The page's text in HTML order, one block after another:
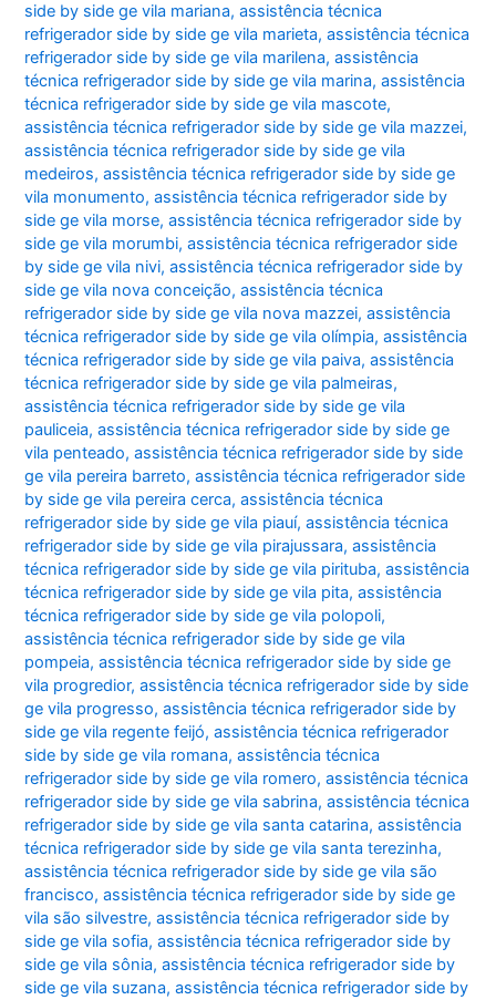
side by side ge vila mariana,assistência técnica
refrigerador side by side ge vila marieta,assistência técnica
refrigerador side by side ge vila marilena,assistência
técnica refrigerador side by side ge vila marina,assistência
técnica refrigerador side by side ge vila mascote,
assistência técnica refrigerador side by side ge vila mazzei,
assistência técnica refrigerador side by side ge vila
medeiros,assistência técnica refrigerador side by side ge
vila monumento,assistência técnica refrigerador side by
side ge vila morse,assistência técnica refrigerador side by
side ge vila morumbi,assistência técnica refrigerador side
by side ge vila nivi,assistência técnica refrigerador side by
side ge vila nova conceição,assistência técnica
refrigerador side by side ge vila nova mazzei,assistência
técnica refrigerador side by side ge vila olímpia,assistência
técnica refrigerador side by side ge vila paiva,assistência
técnica refrigerador side by side ge vila palmeiras,
assistência técnica refrigerador side by side ge vila
pauliceia,assistência técnica refrigerador side by side ge
vila penteado,assistência técnica refrigerador side by side
ge vila pereira barreto,assistência técnica refrigerador side
by side ge vila pereira cerca,assistência técnica
refrigerador side by side ge vila piauí,assistência técnica
refrigerador side by side ge vila pirajussara,assistência
técnica refrigerador side by side ge vila pirituba,assistência
técnica refrigerador side by side ge vila pita,assistência
técnica refrigerador side by side ge vila polopoli,
assistência técnica refrigerador side by side ge vila
pompeia,assistência técnica refrigerador side by side ge
vila progredior,assistência técnica refrigerador side by side
ge vila progresso,assistência técnica refrigerador side by
side ge vila regente feijó,assistência técnica refrigerador
side by side ge vila romana,assistência técnica
refrigerador side by side ge vila romero,assistência técnica
refrigerador side by side ge vila sabrina,assistência técnica
refrigerador side by side ge vila santa catarina,assistência
técnica refrigerador side by side ge vila santa terezinha,
assistência técnica refrigerador side by side ge vila são
francisco,assistência técnica refrigerador side by side ge
vila são silvestre,assistência técnica refrigerador side by
side ge vila sofia,assistência técnica refrigerador side by
side ge vila sônia,assistência técnica refrigerador side by
side ge vila suzana,assistência técnica refrigerador side by